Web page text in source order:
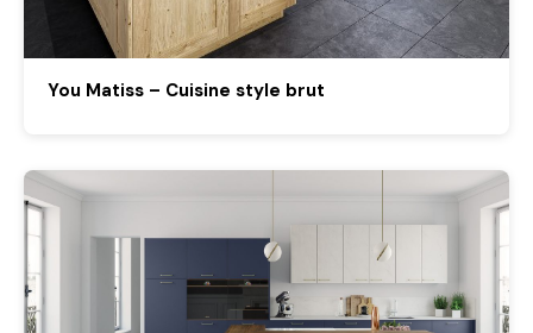
You Matiss – Cuisine style brut